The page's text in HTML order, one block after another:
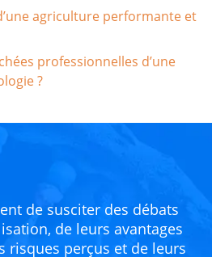
agriculture performante et
professionnelles d’une
?
de susciter des débats
de leurs avantages
risques perçus et de leurs